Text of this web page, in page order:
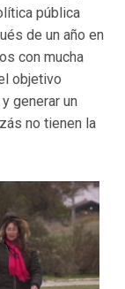
pública
de un año en
con mucha
objetivo
generar un
no tienen la